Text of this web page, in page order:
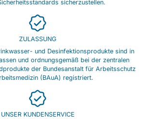
sicherzustellen.
ZULASSUNG
und Desinfektionsprodukte sind in
und ordnungsgemäß bei der zentralen
der Bundesanstalt für Arbeitsschutz
(BAuA) registriert.
UNSER KUNDENSERVICE